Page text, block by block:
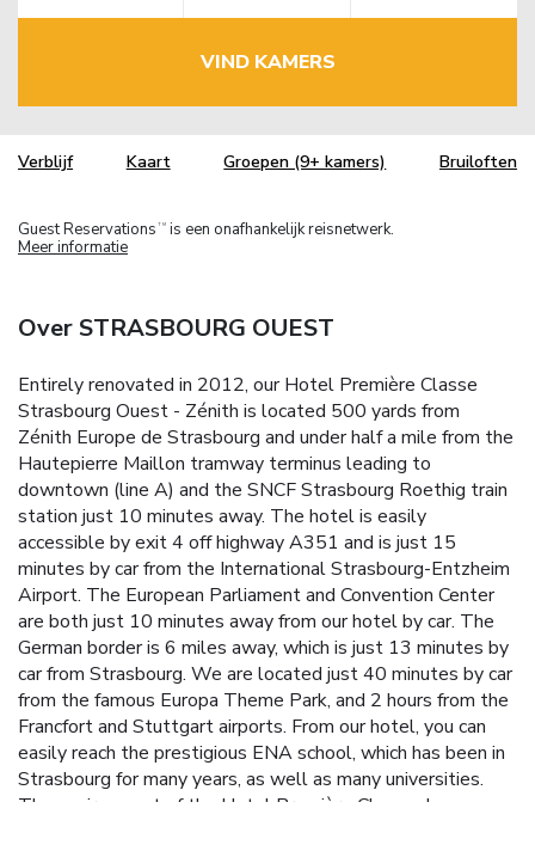
VIND KAMERS
Verblijf Kaart Groepen (9+ kamers) Bruiloften
Guest Reservations TM is een onafhankelijk reisnetwerk.
Meer informatie
Over STRASBOURG OUEST
Entirely renovated in 2012, our Hotel Première Classe
Strasbourg Ouest - Zénith is located 500 yards from
Zénith Europe de Strasbourg and under half a mile from the
Hautepierre Maillon tramway terminus leading to
downtown (line A) and the SNCF Strasbourg Roethig train
station just 10 minutes away. The hotel is easily
accessible by exit 4 off highway A351 and is just 15
minutes by car from the International Strasbourg-Entzheim
Airport. The European Parliament and Convention Center
are both just 10 minutes away from our hotel by car. The
German border is 6 miles away, which is just 13 minutes by
car from Strasbourg. We are located just 40 minutes by car
from the famous Europa Theme Park, and 2 hours from the
Francfort and Stuttgart airports. From our hotel, you can
easily reach the prestigious ENA school, which has been in
Strasbourg for many years, as well as many universities.
The environment of the Hotel Première Classe de